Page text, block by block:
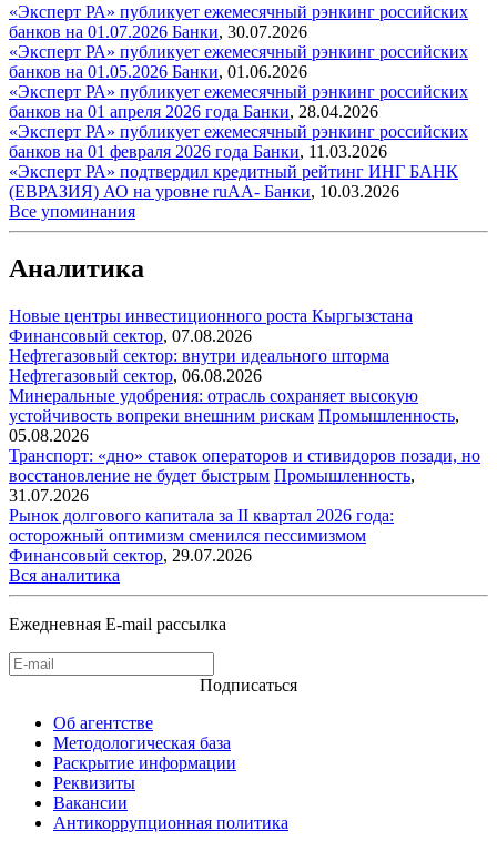
«Эксперт РА» публикует ежемесячный рэнкинг российских
банков на 01.07.2026 Банки, 30.07.2026
«Эксперт РА» публикует ежемесячный рэнкинг российских
банков на 01.05.2026 Банки, 01.06.2026
«Эксперт РА» публикует ежемесячный рэнкинг российских
банков на 01 апреля 2026 года Банки, 28.04.2026
«Эксперт РА» публикует ежемесячный рэнкинг российских
банков на 01 февраля 2026 года Банки, 11.03.2026
«Эксперт РА» подтвердил кредитный рейтинг ИНГ БАНК
(ЕВРАЗИЯ) АО на уровне ruAA- Банки, 10.03.2026
Все упоминания
Аналитика
Новые центры инвестиционного роста Кыргызстана
Финансовый сектор, 07.08.2026
Нефтегазовый сектор: внутри идеального шторма
Нефтегазовый сектор, 06.08.2026
Минеральные удобрения: отрасль сохраняет высокую
устойчивость вопреки внешним рискам Промышленность,
05.08.2026
Транспорт: «дно» ставок операторов и стивидоров позади, но
восстановление не будет быстрым Промышленность,
31.07.2026
Рынок долгового капитала за II квартал 2026 года:
осторожный оптимизм сменился пессимизмом
Финансовый сектор, 29.07.2026
Вся аналитика
Ежедневная E-mail рассылка
Подписаться
Об агентстве
Методологическая база
Раскрытие информации
Реквизиты
Вакансии
Антикоррупционная политика